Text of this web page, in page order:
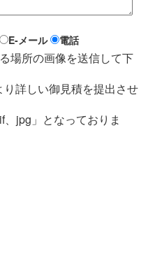
E-メール 電話
場所の画像を送信して下
詳しい御見積を提出させ
jpg」となっておりま